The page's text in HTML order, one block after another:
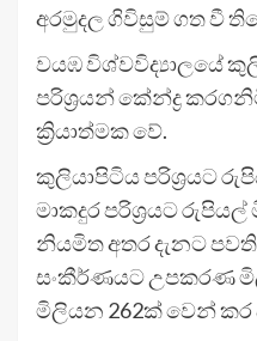
අරමුදල ගිවිසුම් ගත වී
වයඹ විශ්වවිද්‍යාලයේ
පරිශ්‍රයන් කේන්ද්‍ර
ක්‍රියාත්මක වේ.
කුලියාපිටිය පරිශ්‍රයට
මාකදුර පරිශ්‍රයට
නියමිත අතර දැනට
සංකීර්ණයට උපකරණ
මිලියන 262ක් වෙන් කර